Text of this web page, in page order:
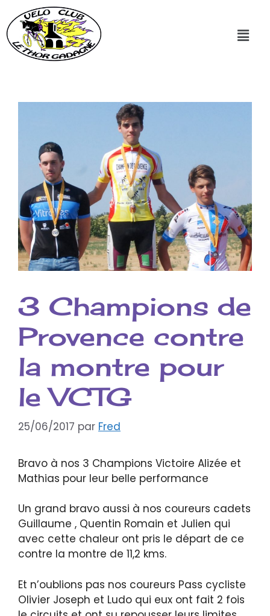
3 Champions de
Provence contre
la montre pour
le VCTG
25/06/2017 par Fred
Bravo à nos 3 Champions Victoire Alizée et
Mathias pour leur belle performance
Un grand bravo aussi à nos coureurs cadets
Guillaume , Quentin Romain et Julien qui
avec cette chaleur ont pris le départ de ce
contre la montre de 11,2 kms.
Et n’oublions pas nos coureurs Pass cycliste
Olivier Joseph et Ludo qui eux ont fait 2 fois